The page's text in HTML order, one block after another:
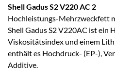
Shell Gadus S2 V220 AC 2
Hochleistungs-Mehrzweckfett
Shell Gadus S2 V220AC ist
Viskositätsindex und einem
enthält es Hochdruck- (EP-),
Additive.